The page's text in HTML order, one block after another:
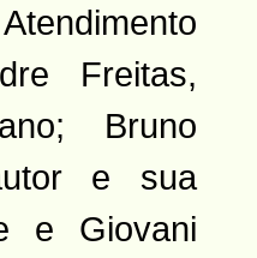
Freitas,
Bruno
e sua
e Giovani